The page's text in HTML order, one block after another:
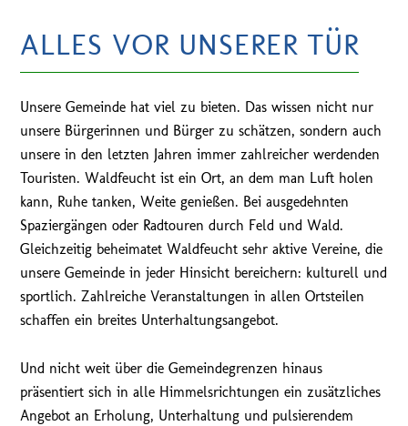
ALLES VOR UNSERER TÜR
Unsere Gemeinde hat viel zu bieten. Das wissen nicht nur
unsere Bürgerinnen und Bürger zu schätzen, sondern auch
unsere in den letzten Jahren immer zahlreicher werdenden
Touristen. Waldfeucht ist ein Ort, an dem man Luft holen
kann, Ruhe tanken, Weite genießen. Bei ausgedehnten
Spaziergängen oder Radtouren durch Feld und Wald.
Gleichzeitig beheimatet Waldfeucht sehr aktive Vereine, die
unsere Gemeinde in jeder Hinsicht bereichern: kulturell und
sportlich. Zahlreiche Veranstaltungen in allen Ortsteilen
schaffen ein breites Unterhaltungsangebot.
Und nicht weit über die Gemeindegrenzen hinaus
präsentiert sich in alle Himmelsrichtungen ein zusätzliches
Angebot an Erholung, Unterhaltung und pulsierendem